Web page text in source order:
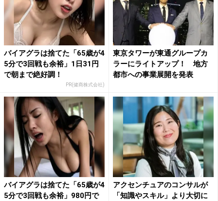
バイアグラは捨てた「65歳が4
5分で3回戦も余裕」1日31円
で朝まで絶好調！
PR(健商株式会社)
東京タワーが東通グループカ
ラーにライトアップ！ 地方
都市への事業展開を発表
バイアグラは捨てた「65歳が4
5分で3回戦も余裕」980円で
アクセンチュアのコンサルが
「知識やスキル」より大切に